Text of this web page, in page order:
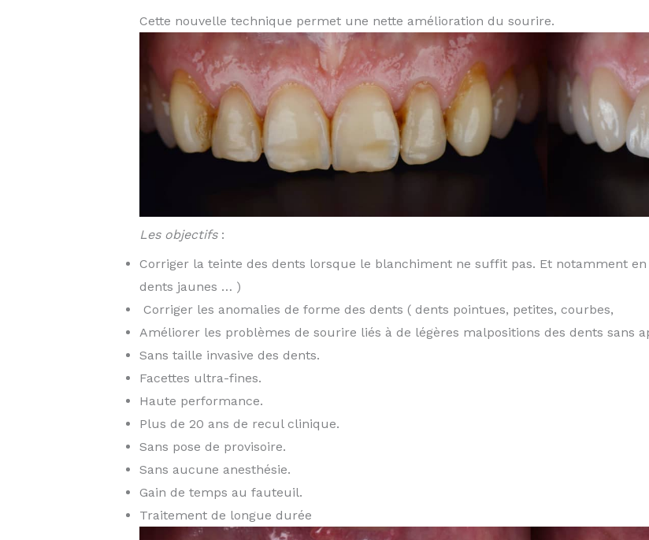
Cette nouvelle technique permet une nette amélioration du sourire.
Les objectifs:
Corriger la teinte des dents lorsque le blanchiment ne suffit pas. Et notamment
dents jaunes … )
Corriger les anomalies de forme des dents ( dents pointues, petites, courbes,
Améliorer les problèmes de sourire liés à de légères malpositions des dents sans
Sans taille invasive des dents.
Facettes ultra-fines.
Haute performance.
Plus de 20 ans de recul clinique.
Sans pose de provisoire.
Sans aucune anesthésie.
Gain de temps au fauteuil.
Traitement de longue durée